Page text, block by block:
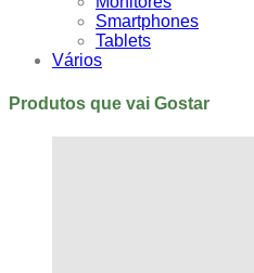
Smartphones
Tablets
Vários
Produtos que vai Gostar